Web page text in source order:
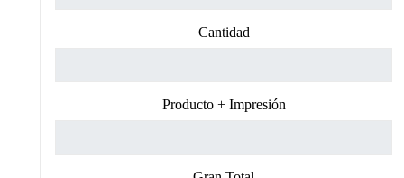
Cantidad
Producto + Impresión